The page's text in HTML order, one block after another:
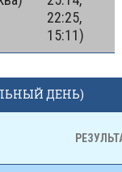
22:25,
15:11)
ДЕНЬ)